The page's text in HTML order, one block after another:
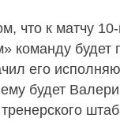
что к матчу 10-
команду будет
его
будет